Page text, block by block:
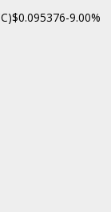
$0.095376-9.00%